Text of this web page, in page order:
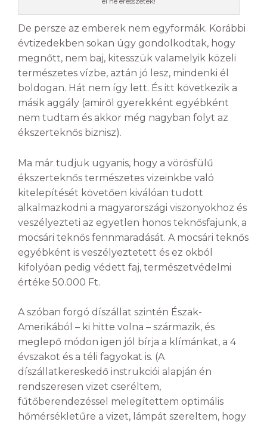
De persze az emberek nem egyformák. Korábbi
évtizedekben sokan úgy gondolkodtak, hogy
megnőtt, nem baj, kitesszük valamelyik közeli
természetes vízbe, aztán jó lesz, mindenki él
boldogan. Hát nem így lett. És itt következik a
másik aggály (amiről gyerekként egyébként
nem tudtam és akkor még nagyban folyt az
ékszerteknős biznisz).
Ma már tudjuk ugyanis, hogy a vörösfülű
ékszerteknős természetes vizeinkbe való
kitelepítését követően kiválóan tudott
alkalmazkodni a magyarországi viszonyokhoz és
veszélyezteti az egyetlen honos teknősfajunk, a
mocsári teknős fennmaradását. A mocsári teknős
egyébként is veszélyeztetett és ez okból
kifolyóan pedig védett faj, természetvédelmi
értéke 50.000 Ft.
A szóban forgó díszállat szintén Észak-
Amerikából – ki hitte volna – származik, és
meglepő módon igen jól bírja a klímánkat, a 4
évszakot és a téli fagyokat is. (A
díszállatkereskedő instrukciói alapján én
rendszeresen vizet cseréltem,
fűtőberendezéssel melegítettem optimális
hőmérsékletűre a vizet, lámpát szereltem, hogy